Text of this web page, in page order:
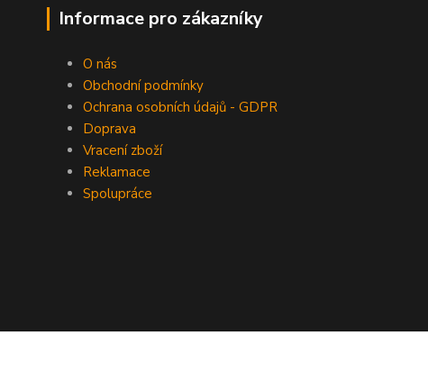
Informace pro zákazníky
O nás
Obchodní podmínky
Ochrana osobních údajů - GDPR
Doprava
Vracení zboží
Reklamace
Spolupráce